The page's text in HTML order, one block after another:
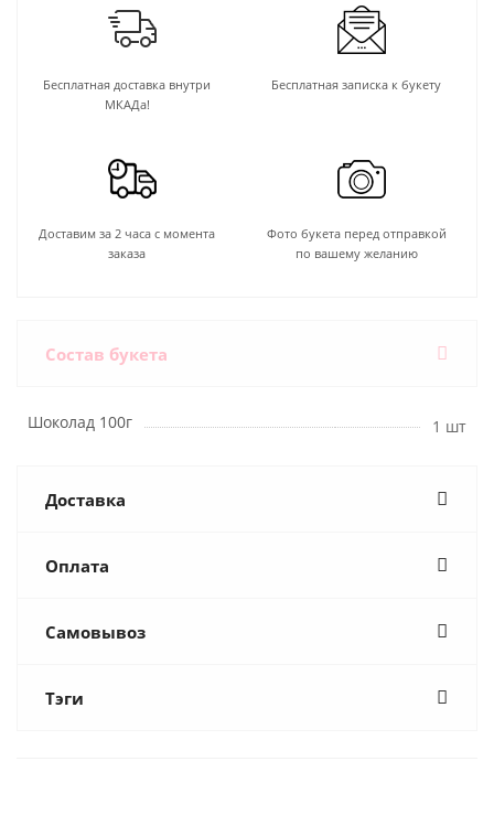
Бесплатная доставка внутри
МКАДа!
Бесплатная записка к букету
Доставим за 2 часа с момента
заказа
Фото букета перед отправкой
по вашему желанию
Состав букета
Шоколад 100г 1 шт
Доставка
Оплата
Самовывоз
Тэги